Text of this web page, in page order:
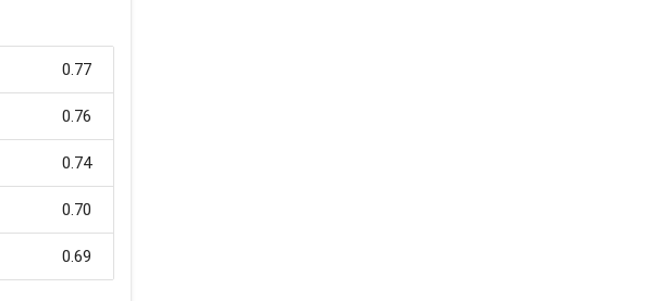
0.77
0.76
0.74
0.70
0.69